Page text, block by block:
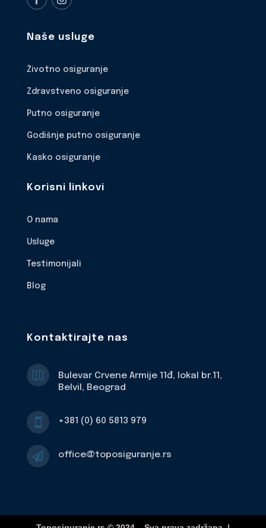
Naše usluge
Životno osiguranje
Zdravstveno osiguranje
Putno osiguranje
Godišnje putno osiguranje
Kasko osiguranje
Korisni linkovi
O nama
Usluge
Testimonijali
Blog
Kontaktirajte nas

Bulevar Crvene Armije 11đ, lokal br.11,
Belvil, Beograd
 +381 (0) 60 5813 979
 office@toposiguranje.rs